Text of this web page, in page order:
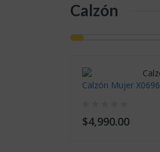
Calzón
Calzón Mujer X0696
$4,990.00